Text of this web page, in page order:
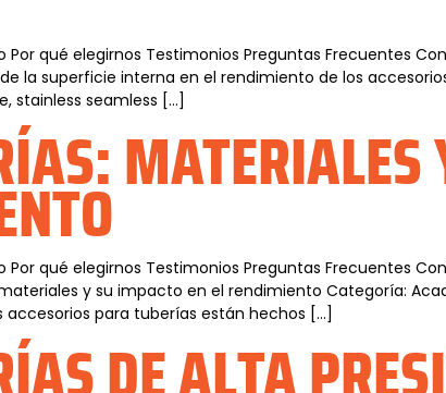
qué elegirnos Testimonios Preguntas Frecuentes
la superficie interna en el rendimiento de los
stainless seamless […]
MATERIALES
qué elegirnos Testimonios Preguntas Frecuentes
y su impacto en el rendimiento Categoría:
accesorios para tuberías están hechos […]